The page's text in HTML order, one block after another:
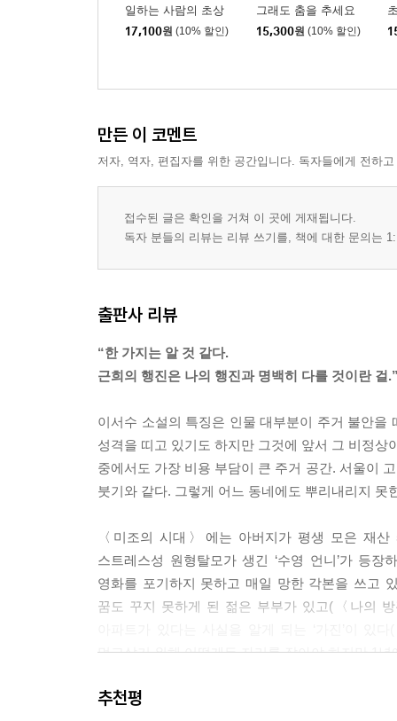
일하는 사람의 초상
17,100원 (10% 할인)
그래도 춤을 추세요
15,300원 (10% 할인)
만든 이 코멘트
저자, 역자, 편집자를 위한 공간입니다. 독자들에게 전하
접수된 글은 확인을 거쳐 이 곳에 게재됩니다.
독자 분들의 리뷰는 리뷰 쓰기를, 책에 대한 문의는
출판사 리뷰
“한 가지는 알 것 같다.
근희의 행진은 나의 행진과 명백히 다를 것이란 걸
이서수 소설의 특징은 인물 대부분이 주거 불안
성격을 띠고 있기도 하지만 그것에 앞서 그 비정
중에서도 가장 비용 부담이 큰 주거 공간. 서울이
붓기와 같다. 그렇게 어느 동네에도 뿌리내리지
〈미조의 시대〉에는 아버지가 평생 모은 재
스트레스성 원형탈모가 생긴 ‘수영 언니’가 등
영화를 포기하지 못하고 매일 망한 각본을 쓰고
꿈도 꾸지 못하게 된 젊은 부부가 있고(〈나의
먹고살기 위해 어떻게든 자리를 잡아야 하지만 1
우리는 가난해도 너무 가난했다. 하지만 둘 다
추천평